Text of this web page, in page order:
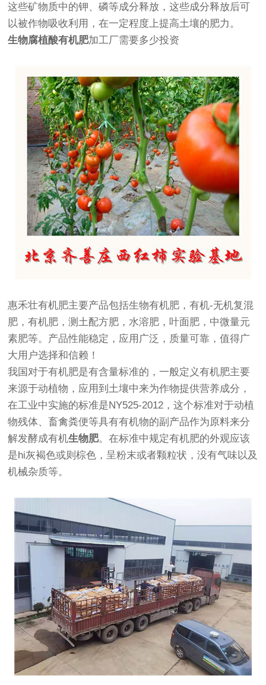
这些矿物质中的钾、磷等成分释放，这些成分释放后可
以被作物吸收利用，在一定程度上提高土壤的肥力。
生物腐植酸有机肥加工厂需要多少投资
惠禾壮有机肥主要产品包括生物有机肥，有机-无机复混
肥，有机肥，测土配方肥，水溶肥，叶面肥，中微量元
素肥等。产品性能稳定，应用广泛，质量可靠，值得广
大用户选择和信赖！
我国对于有机肥是有含量标准的，一般定义有机肥主要
来源于动植物，应用到土壤中来为作物提供营养成分，
在工业中实施的标准是NY525-2012，这个标准对于动植
物残体、畜禽粪便等具有有机物的副产品作为原料来分
解发酵成有机生物肥。在标准中规定有机肥的外观应该
是hi灰褐色或则棕色，呈粉末或者颗粒状，没有气味以及
机械杂质等。